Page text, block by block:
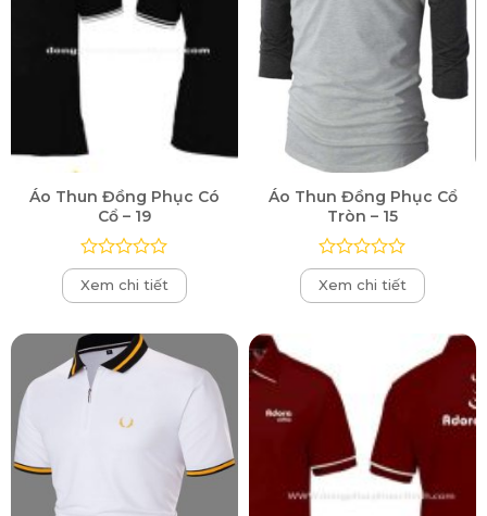
Áo Thun Đồng Phục Có
Cổ – 19
Được
xếp
hạng
5
sao
Xem chi tiết
Áo Thun Đồng Phục Cổ
Tròn – 15
Được
xếp
hạng
Xem chi tiết